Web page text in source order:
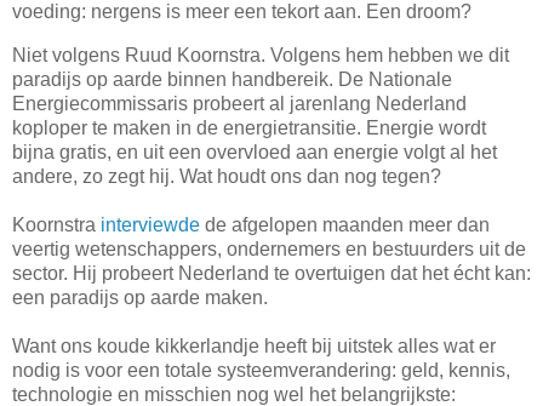
voeding: nergens is meer een tekort aan. Een droom?
Niet volgens Ruud Koornstra. Volgens hem hebben we dit
paradijs op aarde binnen handbereik. De Nationale
Energiecommissaris probeert al jarenlang Nederland
koploper te maken in de energietransitie. Energie wordt
bijna gratis, en uit een overvloed aan energie volgt al het
andere, zo zegt hij. Wat houdt ons dan nog tegen?
Koornstra interviewde de afgelopen maanden meer dan
veertig wetenschappers, ondernemers en bestuurders uit de
sector. Hij probeert Nederland te overtuigen dat het écht kan:
een paradijs op aarde maken.
Want ons koude kikkerlandje heeft bij uitstek alles wat er
nodig is voor een totale systeemverandering: geld, kennis,
technologie en misschien nog wel het belangrijkste: